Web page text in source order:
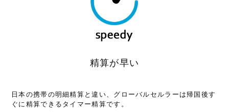
精算が早い
日本の携帯の明細精算と違い、グローバルセルラーは帰国後す
ぐに精算できるタイマー精算です。